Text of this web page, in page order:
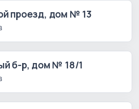
проезд, дом № 13
б-р, дом № 18/1